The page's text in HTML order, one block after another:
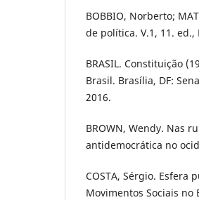
BOBBIO, Norberto;
de política. V.1, 11.
BRASIL. Constituição
Brasil. Brasília, DF:
2016.
BROWN, Wendy. Nas
antidemocrática no
COSTA, Sérgio. Esfera
Movimentos Sociais no